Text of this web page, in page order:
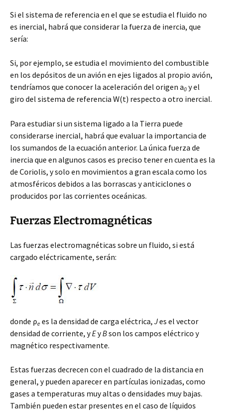
Si el sistema de referencia en el que se estudia el fluido no
es inercial, habrá que considerar la fuerza de inercia, que
sería:
Si, por ejemplo, se estudia el movimiento del combustible
en los depósitos de un avión en ejes ligados al propio avión,
tendríamos que conocer la aceleración del origen a0 y el
giro del sistema de referencia W(t) respecto a otro inercial.
Para estudiar si un sistema ligado a la Tierra puede
considerarse inercial, habrá que evaluar la importancia de
los sumandos de la ecuación anterior. La única fuerza de
inercia que en algunos casos es preciso tener en cuenta es la
de Coriolis, y solo en movimientos a gran escala como los
atmosféricos debidos a las borrascas y anticiclones o
producidos por las corrientes oceánicas.
Fuerzas Electromagnéticas
Las fuerzas electromagnéticas sobre un fluido, si está
cargado eléctricamente, serán:
donde ρe es la densidad de carga eléctrica, Jes el vector
densidad de corriente, yEyBson los campos eléctrico y
magnético respectivamente.
Estas fuerzas decrecen con el cuadrado de la distancia en
general, y pueden aparecer en partículas ionizadas, como
gases a temperaturas muy altas o densidades muy bajas.
También pueden estar presentes en el caso de líquidos